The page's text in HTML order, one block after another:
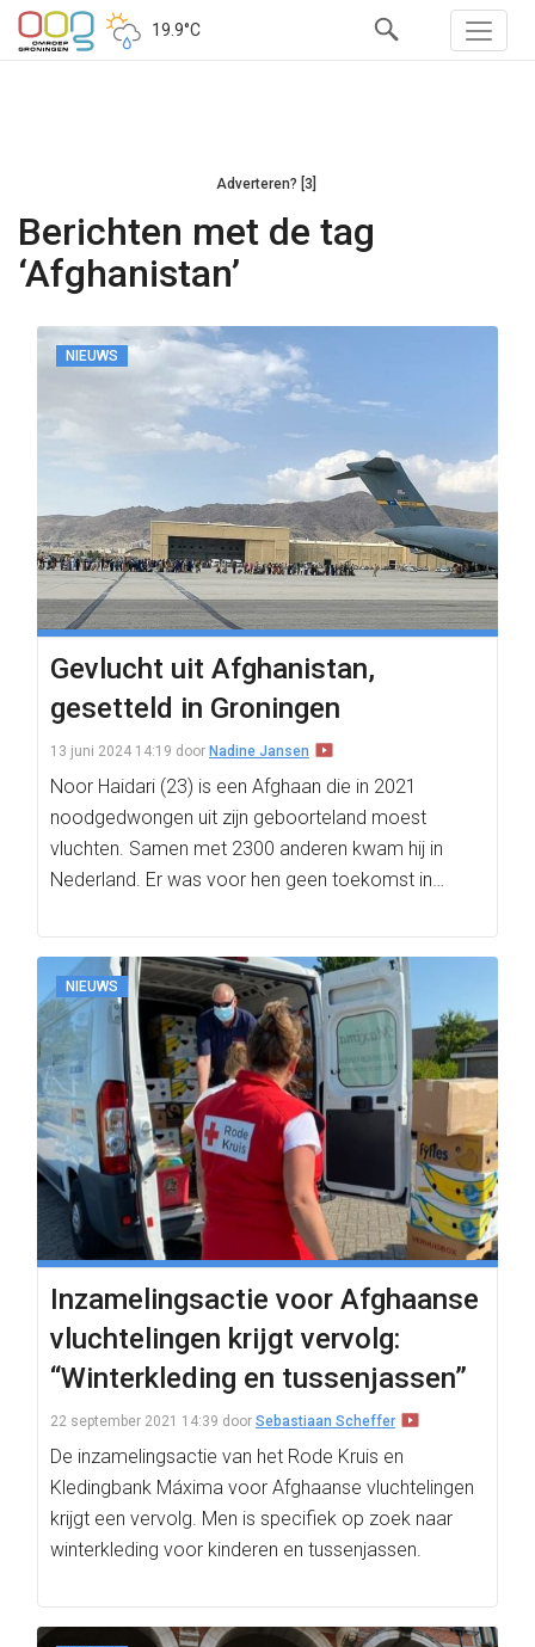
19.9°C
Adverteren? [3]
Berichten met de tag
‘Afghanistan’
NIEUWS
Gevlucht uit Afghanistan,
gesetteld in Groningen
13 juni 2024 14:19 door Nadine Jansen
Noor Haidari (23) is een Afghaan die in 2021
noodgedwongen uit zijn geboorteland moest
vluchten. Samen met 2300 anderen kwam hij in
Nederland. Er was voor hen geen toekomst in…
NIEUWS
Inzamelingsactie voor Afghaanse
vluchtelingen krijgt vervolg:
“Winterkleding en tussenjassen”
22 september 2021 14:39 door Sebastiaan Scheffer
De inzamelingsactie van het Rode Kruis en
Kledingbank Máxima voor Afghaanse vluchtelingen
krijgt een vervolg. Men is specifiek op zoek naar
winterkleding voor kinderen en tussenjassen.